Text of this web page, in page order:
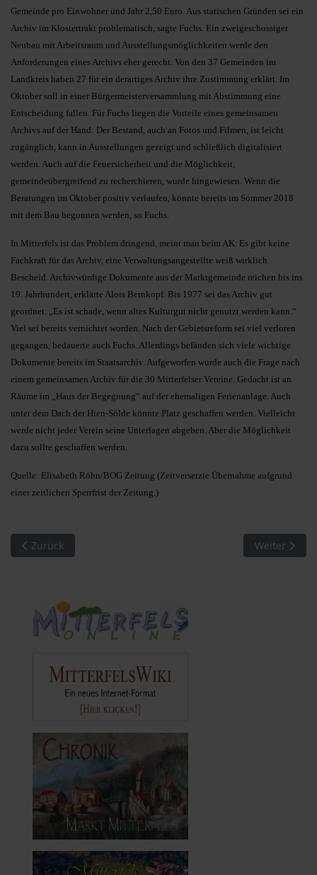
Gemeinde pro Einwohner und Jahr 2,50 Euro. Aus statischen Gründen sei ein
Archiv im Klostertrakt problematisch, sagte Fuchs. Ein zweigeschossiger
Neubau mit Arbeitsraum und Ausstellungsmöglichkeiten werde den
Anforderungen eines Archivs eher gerecht. Von den 37 Gemeinden im
Landkreis haben 27 für ein derartiges Archiv ihre Zustimmung erklärt. Im
Oktober soll in einer Bürgermeisterversammlung mit Abstimmung eine
Entscheidung fallen. Für Fuchs liegen die Vorteile eines gemeinsamen
Archivs auf der Hand: Der Bestand, auch an Fotos und Filmen, ist leicht
zugänglich, kann in Ausstellungen gezeigt und schließlich digitalisiert
werden. Auch auf die Feuersicherheit und die Möglichkeit,
gemeindeübergreifend zu recherchieren, wurde hingewiesen. Wenn die
Beratungen im Oktober positiv verlaufen, könnte bereits im Sommer 2018
mit dem Bau begonnen werden, so Fuchs.
In Mitterfels ist das Problem dringend, meint man beim AK. Es gibt keine
Fachkraft für das Archiv, eine Verwaltungsangestellte weiß wirklich
Bescheid. Archivwürdige Dokumente aus der Marktgemeinde reichen bis ins
19. Jahrhundert, erklärte Alois Bernkopf. Bis 1977 sei das Archiv gut
geordnet. „Es ist schade, wenn altes Kulturgut nicht genutzt werden kann.“
Viel sei bereits vernichtet worden. Nach der Gebietsreform sei viel verloren
gegangen, bedauerte auch Fuchs. Allerdings befänden sich viele wichtige
Dokumente bereits im Staatsarchiv. Aufgeworfen wurde auch die Frage nach
einem gemeinsamen Archiv für die 30 Mitterfelser Vereine. Gedacht ist an
Räume im „Haus der Begegnung“ auf der ehemaligen Ferienanlage. Auch
unter dem Dach der Hien-Sölde könnte Platz geschaffen werden. Vielleicht
werde nicht jeder Verein seine Unterlagen abgeben. Aber die Möglichkeit
dazu sollte geschaffen werden.
Quelle: Elisabeth Röhn/BOG Zeitung (Zeitversetzte Übernahme aufgrund
einer zeitlichen Sperrfrist der Zeitung.)
Vorheriger Beitrag: Sprachwandel oder Sprachverhunzung?
Zurück Nächster
Weiter